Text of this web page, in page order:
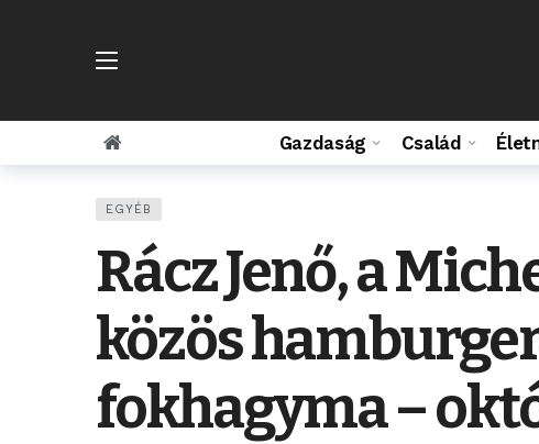
Gazdaság Család
EGYÉB
Rácz Jenő, a
közös
fokhagyma –